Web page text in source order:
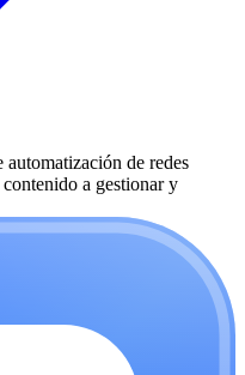
automatización de redes
a gestionar y